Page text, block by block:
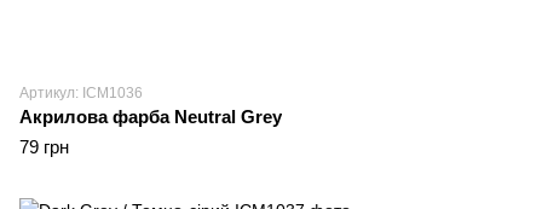
Артикул: ICM1036
Акрилова фарба Neutral Grey
79 грн